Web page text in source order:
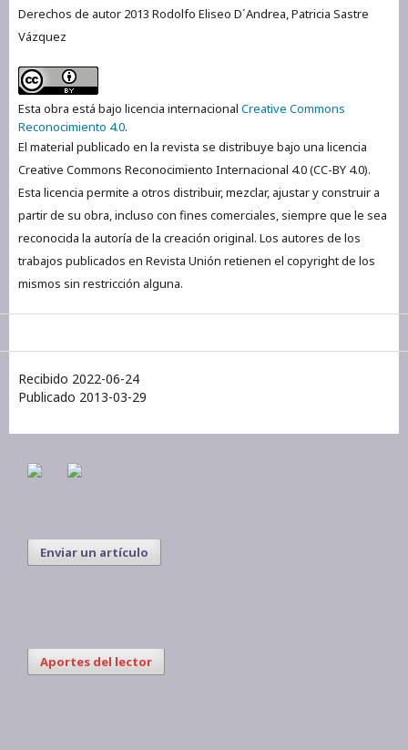
Derechos de autor 2013 Rodolfo Eliseo D´Andrea, Patricia Sastre
Vázquez
Esta obra está bajo licencia internacional Creative Commons
Reconocimiento 4.0.
El material publicado en la revista se distribuye bajo una licencia
Creative Commons Reconocimiento Internacional 4.0 (CC-BY 4.0).
Esta licencia permite a otros distribuir, mezclar, ajustar y construir a
partir de su obra, incluso con fines comerciales, siempre que le sea
reconocida la autoría de la creación original. Los autores de los
trabajos publicados en Revista Unión retienen el copyright de los
mismos sin restricción alguna.
Recibido 2022-06-24
Publicado 2013-03-29
Enviar un artículo
Aportes del lector